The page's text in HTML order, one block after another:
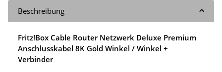
Beschreibung
Fritz!Box Cable Router Netzwerk Deluxe Premium
Anschlusskabel 8K Gold Winkel / Winkel +
Verbinder